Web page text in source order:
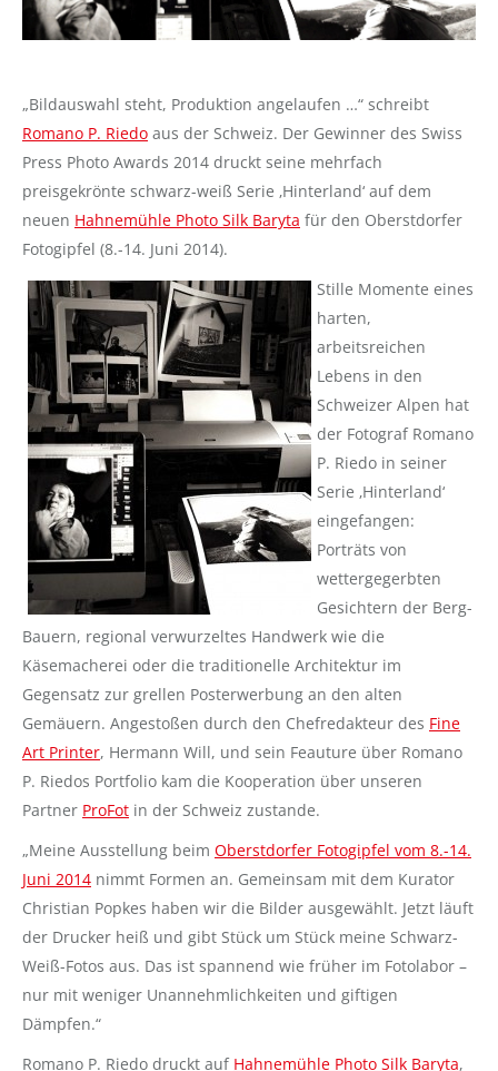
„Bildauswahl steht, Produktion angelaufen …“ schreibt
Romano P. Riedo aus der Schweiz. Der Gewinner des Swiss
Press Photo Awards 2014 druckt seine mehrfach
preisgekrönte schwarz-weiß Serie ‚Hinterland‘ auf dem
neuen Hahnemühle Photo Silk Baryta für den Oberstdorfer
Fotogipfel (8.-14. Juni 2014).
Stille Momente eines
harten,
arbeitsreichen
Lebens in den
Schweizer Alpen hat
der Fotograf Romano
P. Riedo in seiner
Serie ‚Hinterland‘
eingefangen:
Porträts von
wettergegerbten
Gesichtern der Berg-
Bauern, regional verwurzeltes Handwerk wie die
Käsemacherei oder die traditionelle Architektur im
Gegensatz zur grellen Posterwerbung an den alten
Gemäuern. Angestoßen durch den Chefredakteur des Fine
Art Printer, Hermann Will, und sein Feauture über Romano
P. Riedos Portfolio kam die Kooperation über unseren
Partner ProFot in der Schweiz zustande.
„Meine Ausstellung beim Oberstdorfer Fotogipfel vom 8.-14.
Juni 2014 nimmt Formen an. Gemeinsam mit dem Kurator
Christian Popkes haben wir die Bilder ausgewählt. Jetzt läuft
der Drucker heiß und gibt Stück um Stück meine Schwarz-
Weiß-Fotos aus. Das ist spannend wie früher im Fotolabor –
nur mit weniger Unannehmlichkeiten und giftigen
Dämpfen.“
Romano P. Riedo druckt auf Hahnemühle Photo Silk Baryta,